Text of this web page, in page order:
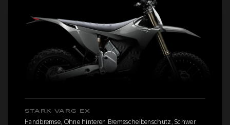
STARK VARG EX
Handbremse, Ohne hinteren Bremsscheibenschutz, Schwer